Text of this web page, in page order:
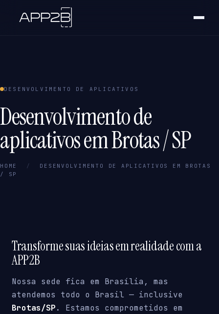
DESENVOLVIMENTO DE APLICATIVOS
Desenvolvimento de
aplicativos em Brotas / SP
HOME /
DESENVOLVIMENTO DE APLICATIVOS EM BROTAS
/ SP
Transforme suas ideias em realidade com a
APP2B
Nossa sede fica em Brasília, mas
atendemos todo o Brasil — inclusive
Brotas/SP. Estamos comprometidos em